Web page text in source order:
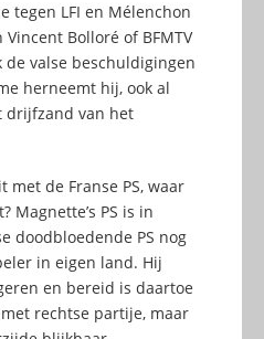
tegen LFI en Mélenchon
Bolloré of BFMTV
de valse beschuldigingen
herneemt hij, ook al
drijfzand van het
de Franse PS, waar
Magnette’s PS is in
doodbloedende PS nog
in eigen land. Hij
en bereid is daartoe
rechtse partije, maar